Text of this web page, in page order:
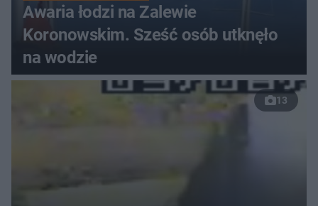
Awaria łodzi na Zalewie
Koronowskim. Sześć osób utknęło
na wodzie
13